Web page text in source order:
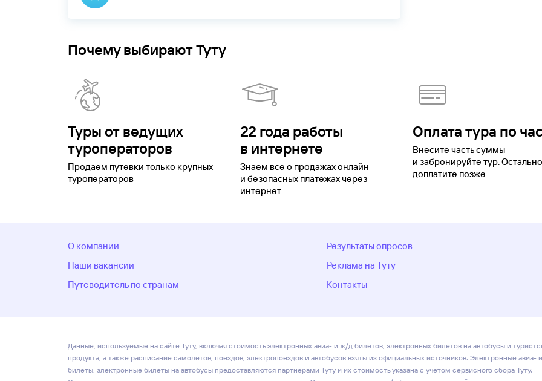
Почему выбирают Туту
Туры от ведущих
туроператоров
Продаем путевки только крупных
туроператоров
22 года работы
в интернете
Знаем все о продажах онлайн
и безопасных платежах через
интернет
Оплата тура по
Внесите часть суммы
и забронируйте тур.
доплатите позже
О компании
Наши вакансии
Путеводитель по странам
Результаты опросов
Реклама на Туту
Контакты
Данные, используемые на сайте Туту, включая стоимость электронных авиа- и ж/д билетов, электронных билетов на автобусы и
продукта, а также расписание самолетов, поездов, электропоездов и автобусов взяты из официальных источников. Электронные авиа-
билеты, электронные билеты на автобусы предоставляются партнерами Туту и их стоимость указана с учетом сервисного сбора Туту.